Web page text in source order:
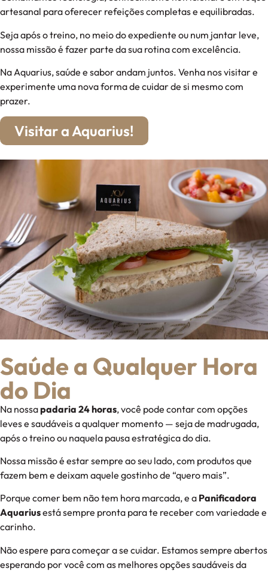
artesanal para oferecer refeições completas e equilibradas.
Seja após o treino, no meio do expediente ou num jantar leve,
nossa missão é fazer parte da sua rotina com excelência.
Na Aquarius, saúde e sabor andam juntos. Venha nos visitar e
experimente uma nova forma de cuidar de si mesmo com
prazer.
Visitar a Aquarius!
Saúde a Qualquer Hora
do Dia
Na nossapadaria 24 horas, você pode contar com opções
leves e saudáveis a qualquer momento — seja de madrugada,
após o treino ou naquela pausa estratégica do dia.
Nossa missão é estar sempre ao seu lado, com produtos que
fazem bem e deixam aquele gostinho de “quero mais”.
Porque comer bem não tem hora marcada, e a Panificadora
Aquariusestá sempre pronta para te receber com variedade e
carinho.
Não espere para começar a se cuidar. Estamos sempre abertos
esperando por você com as melhores opções saudáveis da